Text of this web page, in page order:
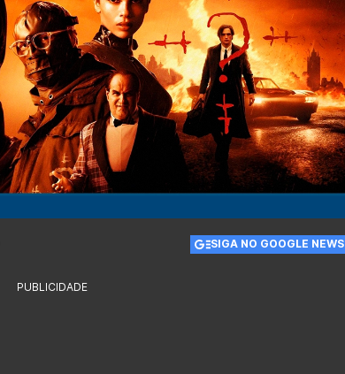
SIGA NO GOOGLE NEWS
PUBLICIDADE